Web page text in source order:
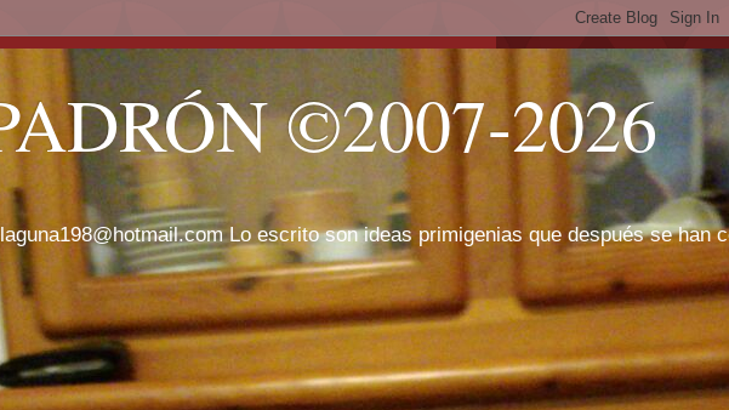
©2007-2026
Lo escrito son ideas primigenias que después se han